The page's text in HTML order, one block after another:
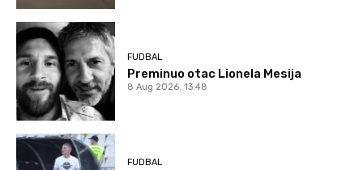
FUDBAL
Preminuo otac Lionela Mesija
8 Aug 2026. 13:48
FUDBAL